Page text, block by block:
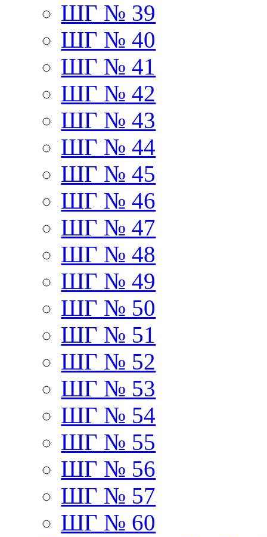
ШГ № 39
ШГ № 40
ШГ № 41
ШГ № 42
ШГ № 43
ШГ № 44
ШГ № 45
ШГ № 46
ШГ № 47
ШГ № 48
ШГ № 49
ШГ № 50
ШГ № 51
ШГ № 52
ШГ № 53
ШГ № 54
ШГ № 55
ШГ № 56
ШГ № 57
ШГ № 60